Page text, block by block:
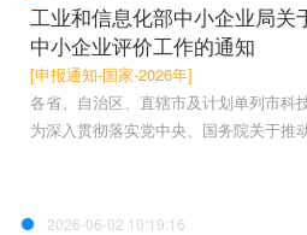
工业和信息化部中小企业局关
中小企业评价工作的通知
[申报通知-国家-2026年]
各省、自治区、直辖市及计划单列市科
为深入贯彻落实党中央、国务院关于推
2026-06-02 10:19:16